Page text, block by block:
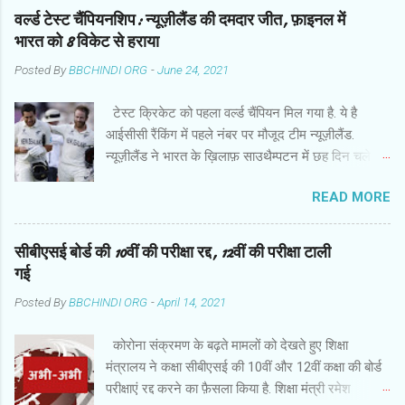
वर्ल्ड टेस्ट चैंपियनशिप: न्यूज़ीलैंड की दमदार जीत, फ़ाइनल में
भारत को 8 विकेट से हराया
Posted ByBBCHINDI ORG -June 24, 2021
टेस्ट क्रिकेट को पहला वर्ल्ड चैंपियन मिल गया है. ये है
आईसीसी रैंकिंग में पहले नंबर पर मौजूद टीम न्यूज़ीलैंड.
न्यूज़ीलैंड ने भारत के ख़िलाफ़ साउथैम्पटन में छह दिन चले
विकेट से दमदार जीत हासिल की. बारिश से प्रभावित मैच के
छठे दिन गेंदबाज़ों के कमाल के बाद कप्तान केन विलियमसन
और रॉस टेलर ने उम्दा बल्लेबाज़ी की और आईसीसी वर्ल्ड
टेस्ट चैंपियनशिप में इतिहास रच दिया . जीत के हीरो रहे
रन बनाकर नाबाद रहे. चौका जमाकर जीत पक्की करने वाले
खेल बर्बाद होने के कारण मैच का नतीजा छठे दिन निकला.
भारत ने न्यूज़ीलैंड को जीत के लिए 139 रन की चुनौती दी थी.
स्पिनर आर अश्विन ने न्यूज़ीलैंड के स्पिनरों को सस्ते में
READ MORE
सीबीएसई बोर्ड की 10वीं की परीक्षा रद्द, 12वीं की परीक्षा टाली
गई
Posted ByBBCHINDI ORG -April 14, 2021
कोरोना संक्रमण के बढ़ते मामलों को देखते हुए शिक्षा
मंत्रालय ने कक्षा सीबीएसई की 10वीं और 12वीं कक्षा की बोर्ड
परीक्षाएं रद्द करने का फ़ैसला किया है. शिक्षा मंत्री रमेश